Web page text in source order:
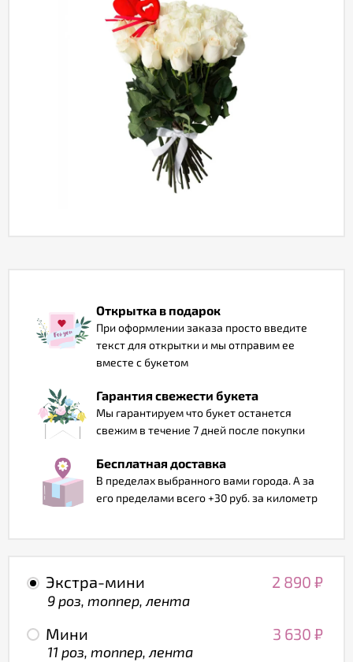
Открытка в подарок
При оформлении заказа просто введите
текст для открытки и мы отправим ее
вместе с букетом
Гарантия свежести букета
Мы гарантируем что букет останется
свежим в течение 7 дней после покупки
Бесплатная доставка
В пределах выбранного вами города. А за
его пределами всего +30 руб. за километр
Экстра-мини 2 890 ₽
9 роз, топпер, лента
Мини 3 630 ₽
11 роз, топпер, лента